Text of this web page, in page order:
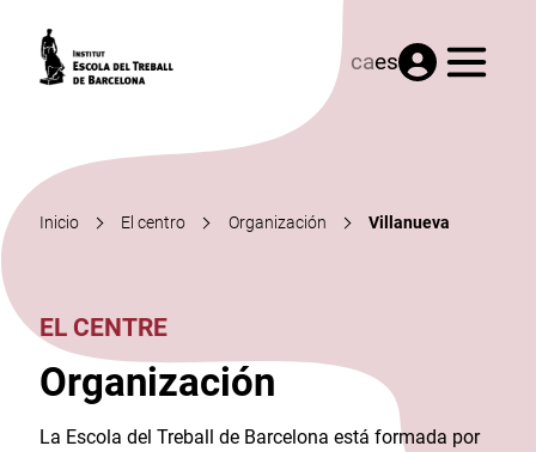
caes Menú
Inicio El centro Organización Villanueva
EL CENTRE
Organización
La Escola del Treball de Barcelona está formada por